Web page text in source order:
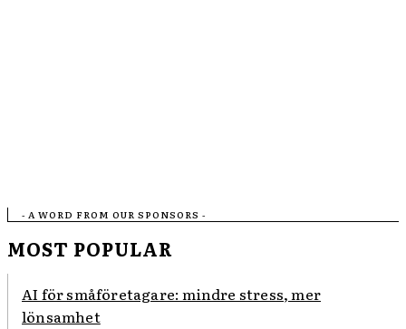
- A WORD FROM OUR SPONSORS -
MOST POPULAR
AI för småföretagare: mindre stress, mer
lönsamhet